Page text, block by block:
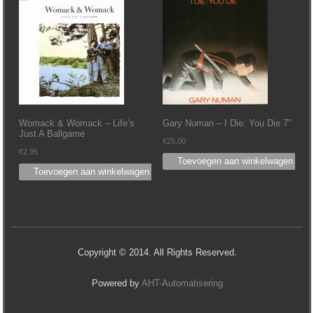
Womack & Womack ‎– Life’s
Just A Ballgame
€2.95
Toevoegen aan winkelwagen
Gary Numan – I Die: You Die 7”
€25.00
Toevoegen aan winkelwagen
Copyright © 2014. All Rights Reserved.
Powered by AHT-Automatisering